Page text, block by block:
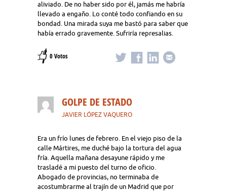
aliviado. De no haber sido por él, jamás me habría
llevado a engaño. Lo conté todo confiando en su
bondad. Una mirada suya me bastó para saber que
había errado gravemente. Sufriría represalias.
0 Votos
GOLPE DE ESTADO
JAVIER LÓPEZ VAQUERO
Era un frío lunes de febrero. En el viejo piso de la
calle Mártires, me duché bajo la tortura del agua
fría. Aquella mañana desayune rápido y me
trasladé a mi puesto del turno de oficio.
Abogado de provincias, no terminaba de
acostumbrarme al trajín de un Madrid que por